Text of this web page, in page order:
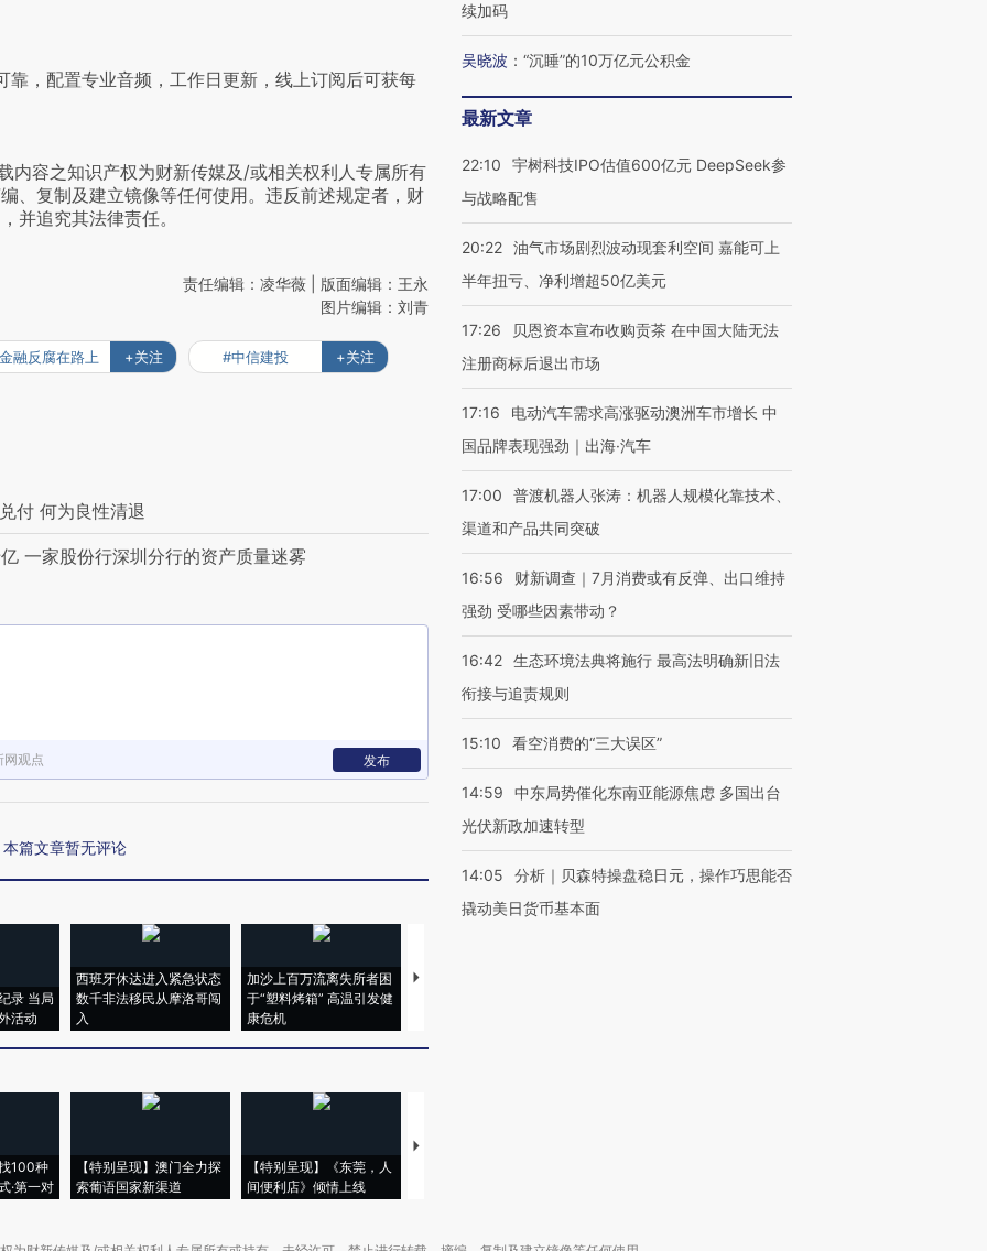
，配置专业音频，工作日更新，线上订阅后可获每
容之知识产权为财新传媒及/或相关权利人专属所有
、复制及建立镜像等任何使用。违反前述规定者，财
并追究其法律责任。
责任编辑：凌华薇 | 版面编辑：王永
图片编辑：刘青
融反腐在路上 +关注 #中信建投 +关注
付 何为良性清退
一家股份行深圳分行的资产质量迷雾
网观点 发布
本篇文章暂无评论
录 当局
活动
西班牙休达进入紧急状态
数千非法移民从摩洛哥闯
入
加沙上百万流离失所者困
于“塑料烤箱” 高温引发健
康危机
视线｜HYROX的吸金
100种
·第一对
【特别呈现】澳门全力探
索葡语国家新渠道
【特别呈现】《东莞，人
间便利店》倾情上线
【推广】走进第四届链博
续加码
吴晓波 ： “沉睡”的10万亿元公积金
最新文章
22:10
宇树科技IPO估值600亿元 DeepSeek参
与战略配售
20:22 油气市场剧烈波动现套利空间 嘉能可上
半年扭亏、净利增超50亿美元
17:26
贝恩资本宣布收购贡茶 在中国大陆无法
注册商标后退出市场
17:16
电动汽车需求高涨驱动澳洲车市增长 中
国品牌表现强劲｜出海·汽车
17:00
普渡机器人张涛：机器人规模化靠技术、
渠道和产品共同突破
16:56
财新调查｜7月消费或有反弹、出口维持
强劲 受哪些因素带动？
16:42 生态环境法典将施行 最高法明确新旧法
衔接与追责规则
15:10 看空消费的“三大误区”
14:59
中东局势催化东南亚能源焦虑 多国出台
光伏新政加速转型
14:05
分析｜贝森特操盘稳日元，操作巧思能否
撬动美日货币基本面